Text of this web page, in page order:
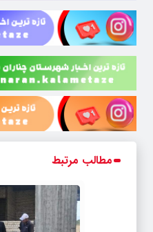
مطالب مرتبط